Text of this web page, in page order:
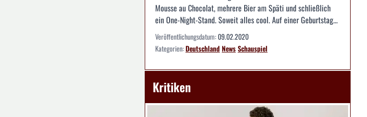
Mousse au Chocolat, mehrere Bier am Späti und schließlich
ein One-Night-Stand. Soweit alles cool. Auf einer Geburtstag...
Veröffentlichungsdatum:09.02.2020
Kategorien:DeutschlandNewsSchauspiel
Kritiken